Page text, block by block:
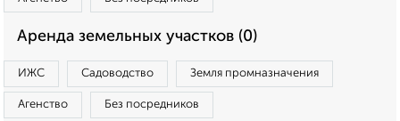
Аренда земельных участков (0)
ИЖС Садоводство Земля промназначения
Агенство Без посредников